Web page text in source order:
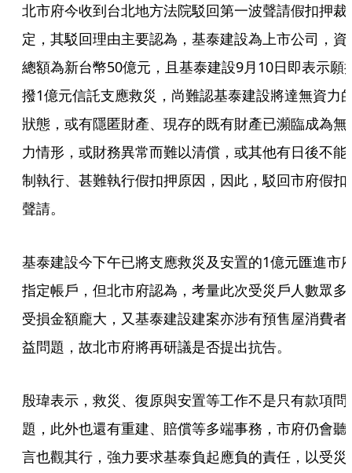
北市府今收到台北地方法院駁回第一波聲請假扣押裁
定，其駁回理由主要認為，基泰建設為上市公司，資
總額為新台幣50億元，且基泰建設9月10日即表示願
撥1億元信託支應救災，尚難認基泰建設將達無資力
狀態，或有隱匿財產、現存的既有財產已瀕臨成為無
力情形，或財務異常而難以清償，或其他有日後不能
制執行、甚難執行假扣押原因，因此，駁回市府假扣
聲請。
基泰建設今下午已將支應救災及安置的1億元匯進市
指定帳戶，但北市府認為，考量此次受災戶人數眾多
受損金額龐大，又基泰建設建案亦涉有預售屋消費者
益問題，故北市府將再研議是否提出抗告。
殷瑋表示，救災、復原與安置等工作不是只有款項問
題，此外也還有重建、賠償等多端事務，市府仍會聽
言也觀其行，強力要求基泰負起應負的責任，以受災